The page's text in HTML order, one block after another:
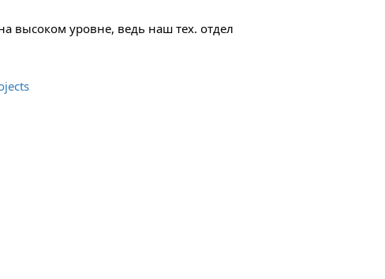
высоком уровне, ведь наш тех. отдел